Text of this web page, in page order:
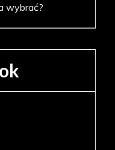
wybrać?